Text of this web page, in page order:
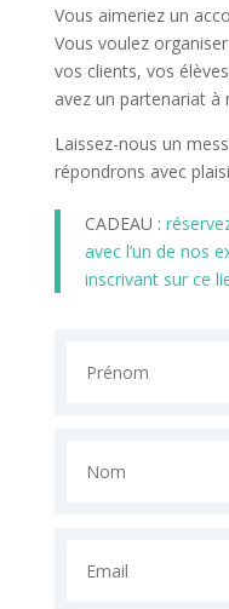
Vous aimeriez un
Vous voulez
vos clients, vos
avez un partenariat à
Laissez-nous un
répondrons avec
CADEAU :
avec l’un de nos
inscrivant sur ce